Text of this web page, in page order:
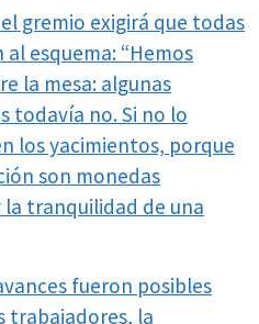
gremio exigirá que todas
esquema: “Hemos
la mesa: algunas
todavía no. Si no lo
los yacimientos, porque
son monedas
tranquilidad de una
fueron posibles
trabajadores, la